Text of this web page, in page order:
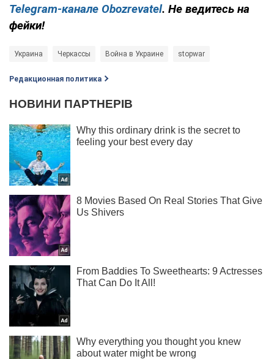
Telegram-канале Obozrevatel. Не ведитесь на
фейки!
Украина Черкассы Война в Украине stopwar
Редакционная политика